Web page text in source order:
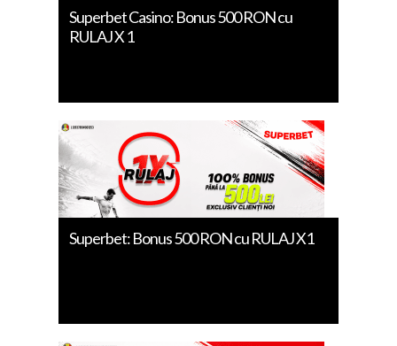
Superbet Casino: Bonus 500 RON cu
RULAJ X 1
Superbet: Bonus 500 RON cu RULAJ X1